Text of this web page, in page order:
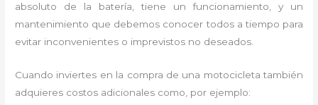
absoluto de la batería, tiene un funcionamiento, y un
mantenimiento que debemos conocer todos a tiempo para
evitar inconvenientes o imprevistos no deseados.
Cuando inviertes en la compra de una motocicleta también
adquieres costos adicionales como, por ejemplo: